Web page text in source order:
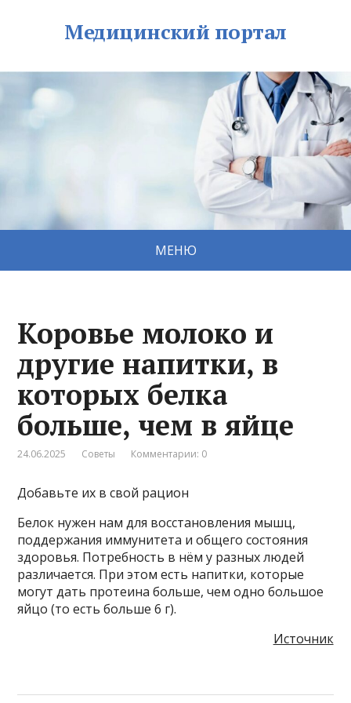
Медицинский портал
МЕНЮ
Коровье молоко и
другие напитки, в
которых белка
больше, чем в яйце
24.06.2025 Советы Комментарии: 0
Добавьте их в свой рацион
Белок нужен нам для восстановления мышц,
поддержания иммунитета и общего состояния
здоровья. Потребность в нём у разных людей
различается. При этом есть напитки, которые
могут дать протеина больше, чем одно большое
яйцо (то есть больше 6 г).
Источник